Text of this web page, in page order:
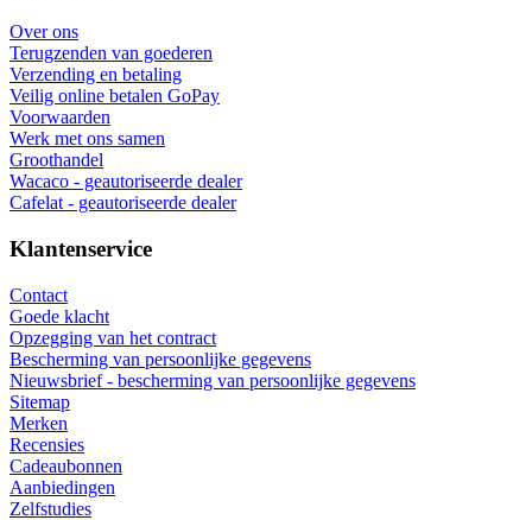
Over ons
Terugzenden van goederen
Verzending en betaling
Veilig online betalen GoPay
Voorwaarden
Werk met ons samen
Groothandel
Wacaco - geautoriseerde dealer
Cafelat - geautoriseerde dealer
Klantenservice
Contact
Goede klacht
Opzegging van het contract
Bescherming van persoonlijke gegevens
Nieuwsbrief - bescherming van persoonlijke gegevens
Sitemap
Merken
Recensies
Cadeaubonnen
Aanbiedingen
Zelfstudies